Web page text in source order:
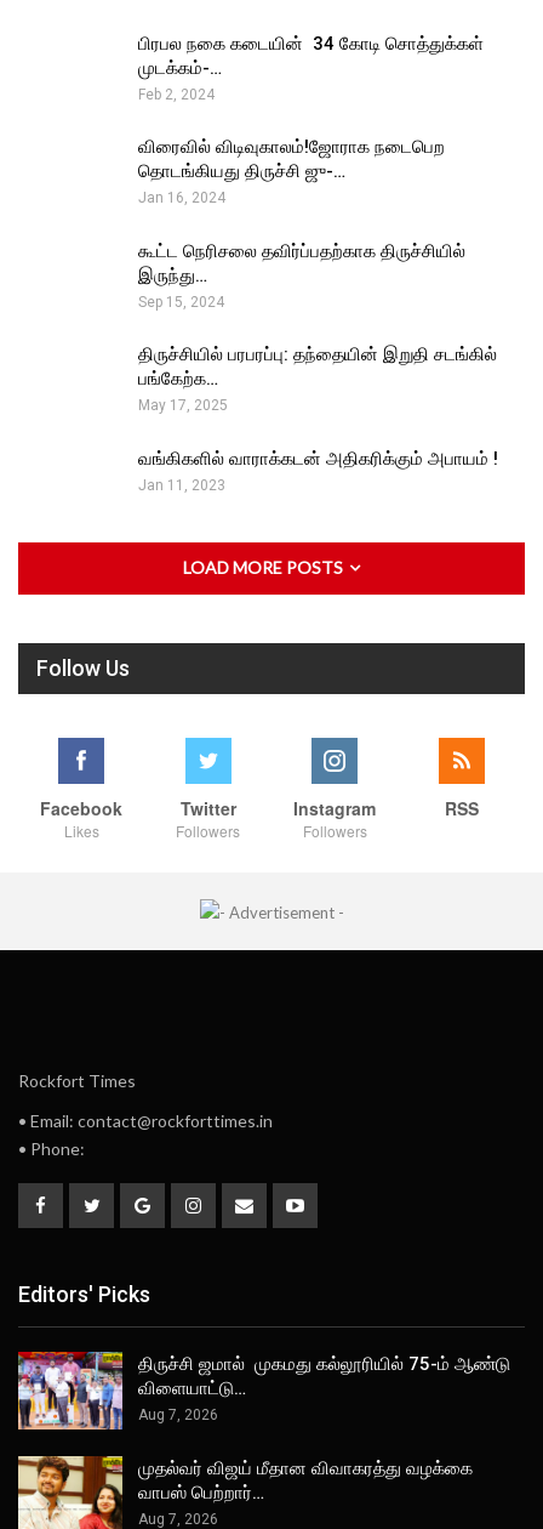
பிரபல நகை கடையின் ₹ 34 கோடி சொத்துக்கள்
முடக்கம்-…
Feb 2, 2024
விரைவில் விடிவுகாலம்!ஜோராக நடைபெற
தொடங்கியது திருச்சி ஜு-…
Jan 16, 2024
கூட்ட நெரிசலை தவிர்ப்பதற்காக திருச்சியில்
இருந்து…
Sep 15, 2024
திருச்சியில் பரபரப்பு: தந்தையின் இறுதி சடங்கில்
பங்கேற்க…
May 17, 2025
வங்கிகளில் வாராக்கடன் அதிகரிக்கும் அபாயம் !
Jan 11, 2023
LOAD MORE POSTS
Follow Us
Facebook
Likes
Twitter
Followers
Instagram
Followers
RSS
Rockfort Times
• Email: contact@rockforttimes.in
• Phone:
Editors' Picks
திருச்சி ஜமால் முகமது கல்லூரியில் 75-ம் ஆண்டு
விளையாட்டு…
Aug 7, 2026
முதல்வர் விஜய் மீதான விவாகரத்து வழக்கை
வாபஸ் பெற்றார்…
Aug 7, 2026